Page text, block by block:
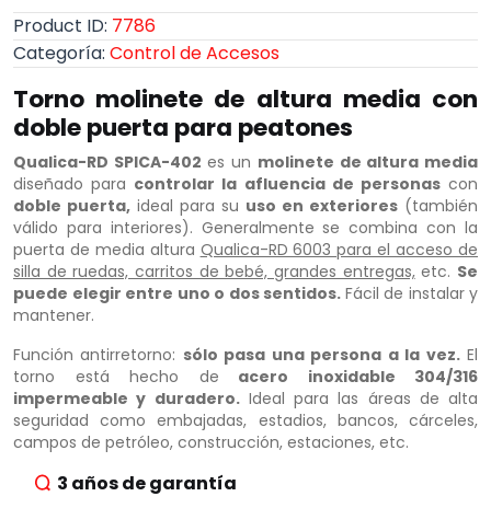
Product ID: 7786
Categoría: Control de Accesos
Torno molinete de altura media con
doble puerta para peatones
Qualica-RD SPICA-402 es un molinete de altura media
diseñado para controlar la afluencia de personascon
doble puerta, ideal para su uso en exteriores (también
válido para interiores). Generalmente se combina con la
puerta de media altura Qualica-RD 6003 para el acceso de
silla de ruedas, carritos de bebé, grandes entregas,etc. Se
puede elegir entre uno o dos sentidos. Fácil de instalar y
mantener.
Función antirretorno: sólo pasa una persona a la vez.El
torno está hecho de acero inoxidable 304/316
impermeable y duradero.Ideal para las áreas de alta
seguridad como embajadas, estadios, bancos, cárceles,
campos de petróleo, construcción, estaciones, etc.
3 años de garantía